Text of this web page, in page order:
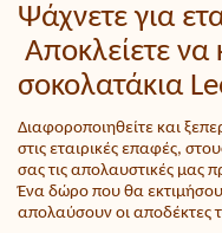
Ψάχνετε για
Αποκλείετε να
σοκολατάκια
Διαφοροποιηθείτε και
στις εταιρικές επαφές,
σας τις απολαυστικές μας
Ένα δώρο που θα
απολαύσουν οι αποδέκτες